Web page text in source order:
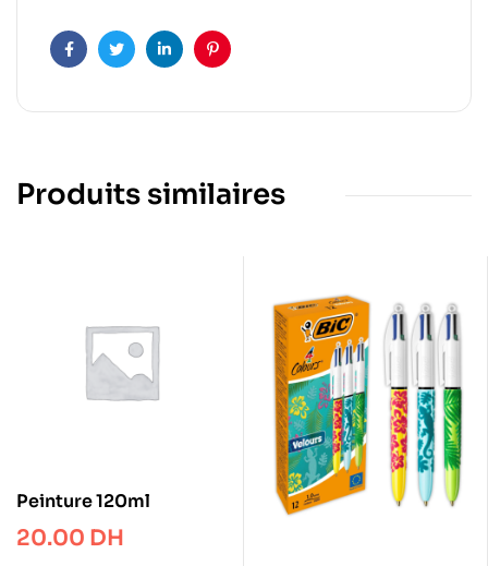
FacebookTwitterLinkedinPinterest
Produits similaires
Peinture 120ml
20.00 DH